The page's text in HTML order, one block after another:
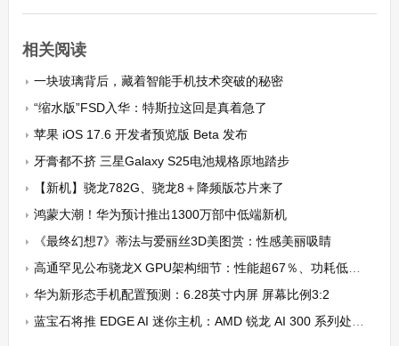
相关阅读
一块玻璃背后，藏着智能手机技术突破的秘密
“缩水版”FSD入华：特斯拉这回是真着急了
苹果 iOS 17.6 开发者预览版 Beta 发布
牙膏都不挤 三星Galaxy S25电池规格原地踏步
【新机】骁龙782G、骁龙8＋降频版芯片来了
鸿蒙大潮！华为预计推出1300万部中低端新机
《最终幻想7》蒂法与爱丽丝3D美图赏：性感美丽吸睛
高通罕见公布骁龙X GPU架构细节：性能超67％、功耗低62％
华为新形态手机配置预测：6.28英寸内屏 屏幕比例3:2
蓝宝石将推 EDGE AI 迷你主机：AMD 锐龙 AI 300 系列处理器，黑金配色外观